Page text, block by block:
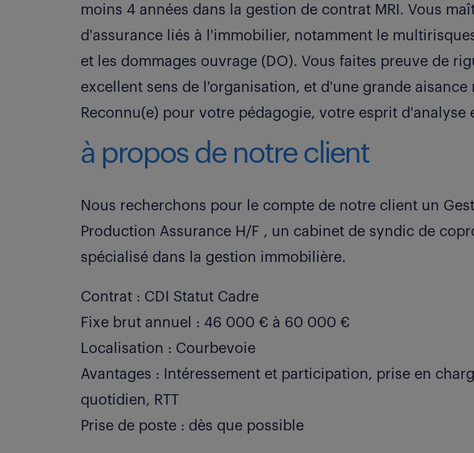
moins 4 années dans la gestion de contrat MRI. Vous
d'assurance liés à l'immobilier, notamment le
et les dommages ouvrage (DO). Vous faites preuve de
excellent sens de l'organisation, et d'une grande aisance
Reconnu(e) pour votre pédagogie, votre esprit d'analyse
à propos de notre client
Nous recherchons pour le compte de notre client un
Production Assurance H/F , un cabinet de syndic de
spécialisé dans la gestion immobilière.
Contrat : CDI Statut Cadre
Fixe brut annuel : 46 000 € à 60 000 €
Localisation : Courbevoie
Avantages : Intéressement et participation, prise en
quotidien, RTT
Prise de poste : dès que possible